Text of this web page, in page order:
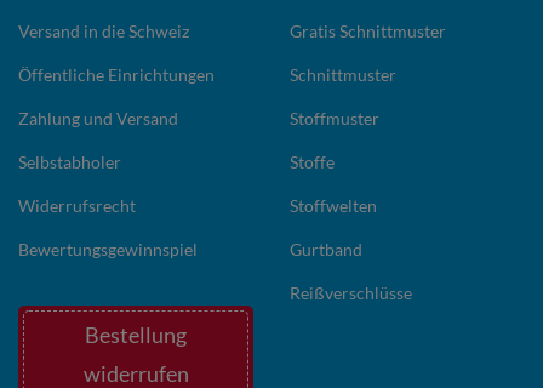
Versand in die Schweiz
Öffentliche Einrichtungen
Zahlung und Versand
Selbstabholer
Widerrufsrecht
Bewertungsgewinnspiel
Bestellung
widerrufen
Gratis Schnittmuster
Schnittmuster
Stoffmuster
Stoffe
Stoffwelten
Gurtband
Reißverschlüsse